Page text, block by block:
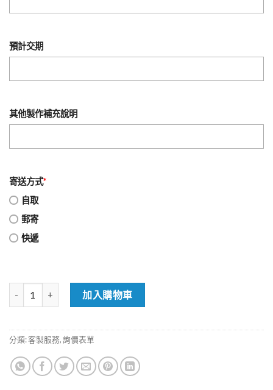
預計交期
其他製作補充說明
寄送方式*
自取
郵寄
快遞
加入購物車
分類:客製服務,詢價表單